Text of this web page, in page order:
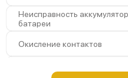
Неисправность
батареи
Окисление контактов